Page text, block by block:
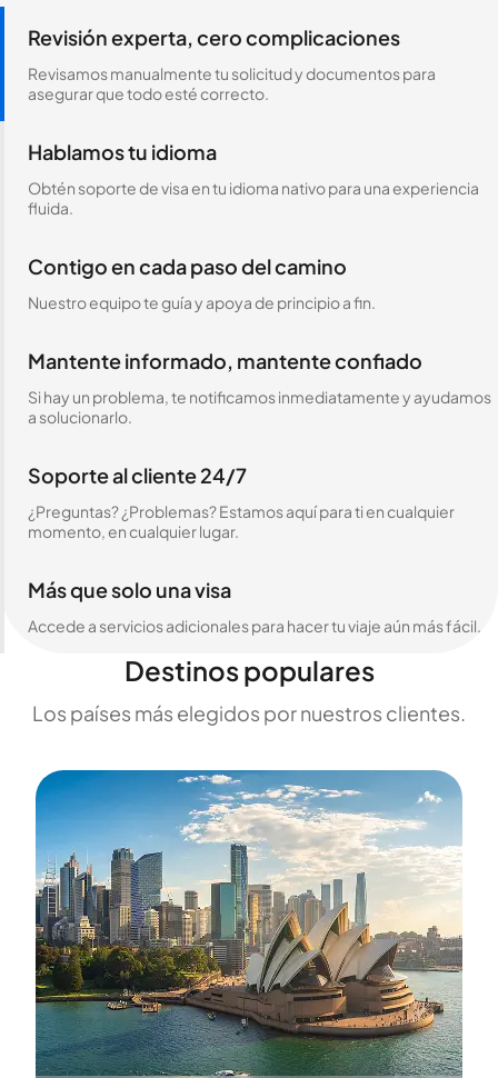
Revisión experta, cero complicaciones
Revisamos manualmente tu solicitud y documentos para
asegurar que todo esté correcto.
Hablamos tu idioma
Obtén soporte de visa en tu idioma nativo para una experiencia
fluida.
Contigo en cada paso del camino
Nuestro equipo te guía y apoya de principio a fin.
Mantente informado, mantente confiado
Si hay un problema, te notificamos inmediatamente y ayudamos
a solucionarlo.
Soporte al cliente 24/7
¿Preguntas? ¿Problemas? Estamos aquí para ti en cualquier
momento, en cualquier lugar.
Más que solo una visa
Accede a servicios adicionales para hacer tu viaje aún más fácil.
Destinos populares
Los países más elegidos por nuestros clientes.